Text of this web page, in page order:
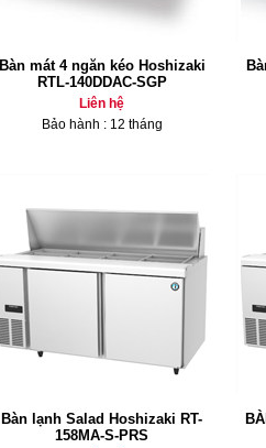
Bàn mát 4 ngăn kéo Hoshizaki
RTL-140DDAC-SGP
Liên hệ
Bảo hành : 12 tháng
Bàn lạnh Salad Hoshizaki RT-
158MA-S-PRS